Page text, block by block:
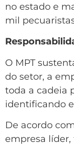
no estado e
mil
O MPT
do setor, a
toda a cadeia
identificando
De acordo
empresa